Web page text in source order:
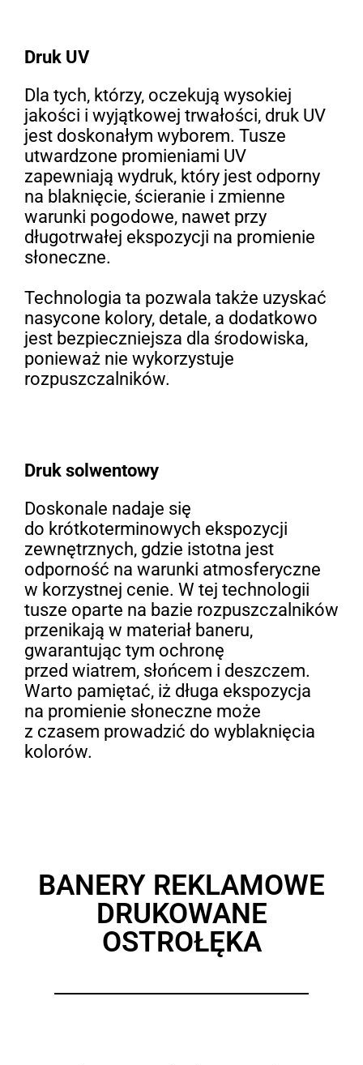
Druk solwentowy
Doskonale nadaje się
do krótkoterminowych ekspozycji
zewnętrznych, gdzie istotna jest
odporność na warunki atmosferyczne
w korzystnej cenie. W tej technologii
tusze oparte na bazie rozpuszczalników
przenikają w materiał baneru,
gwarantując tym ochronę
przed wiatrem, słońcem i deszczem.
Warto pamiętać, iż długa ekspozycja
na promienie słoneczne może
z czasem prowadzić do wyblaknięcia
kolorów.
Druk UV
Dla tych, którzy, oczekują wysokiej
jakości i wyjątkowej trwałości, druk UV
jest doskonałym wyborem. Tusze
utwardzone promieniami UV
zapewniają wydruk, który jest odporny
na blaknięcie, ścieranie i zmienne
warunki pogodowe, nawet przy
długotrwałej ekspozycji na promienie
słoneczne.
Technologia ta pozwala także uzyskać
nasycone kolory, detale, a dodatkowo
jest bezpieczniejsza dla środowiska,
ponieważ nie wykorzystuje
rozpuszczalników.
BANERY REKLAMOWE
DRUKOWANE
OSTROŁĘKA